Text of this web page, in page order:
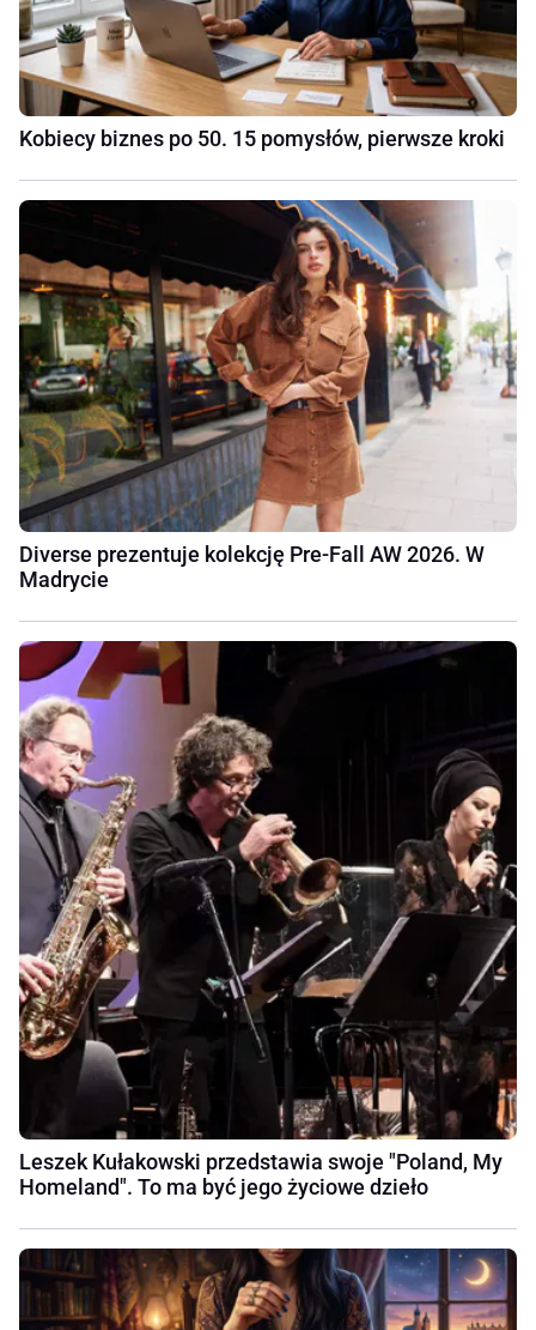
Kobiecy biznes po 50. 15 pomysłów, pierwsze kroki
Diverse prezentuje kolekcję Pre-Fall AW 2026. W
Madrycie
Leszek Kułakowski przedstawia swoje "Poland, My
Homeland". To ma być jego życiowe dzieło